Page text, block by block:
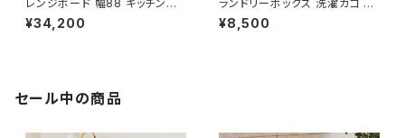
レンジボード 幅88 キッチンカ
ウンター キッチンボード レンジ
台 キッチン収納 食器棚 レンジ
¥34,200
ランドリーボックス 洗濯カゴ 洗
濯物入れ 脱衣かご 幅36 奥行2
9 高さ79 完成品 新生活 一人
¥8,500
セール中の商品